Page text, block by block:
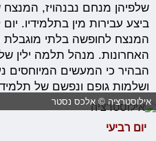
שלפיהן מנחם נבנהויז,
ביצע עבירות מין בתלמידיו.
המנצח לחופשה בלתי מוגבלת
האחרונות. מנהל תלמה ילין
ושלמות גופם ונפשם של
אילוסטרציה © אלכס נסטר
יום רביעי